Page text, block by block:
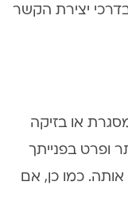
בדרכי יצירת הקשר
או בזיקה
ופרט בפנייתך
כמו כן, אם